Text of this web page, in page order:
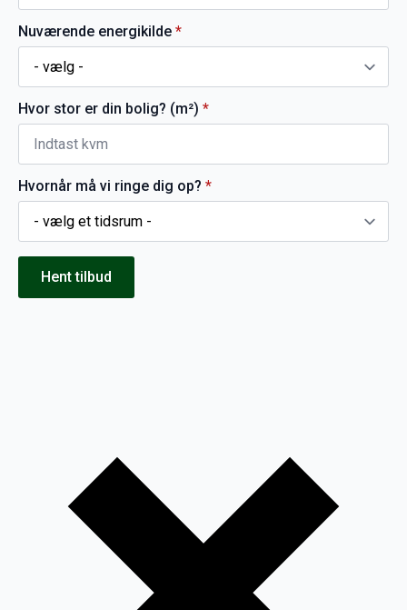
Nuværende energikilde *
Hvor stor er din bolig? (m²) *
Hvornår må vi ringe dig op? *
Hent tilbud